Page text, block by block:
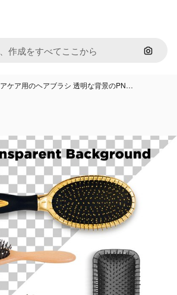
画像で
ケア用のヘアブラシ 透明な背景のPN…